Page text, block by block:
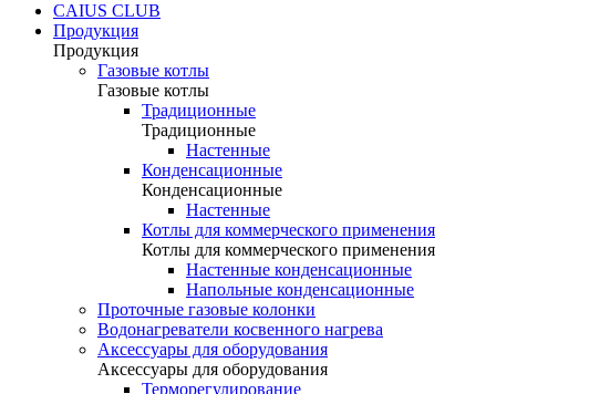
CAIUS CLUB
Продукция
Продукция
Газовые котлы
Газовые котлы
Традиционные
Традиционные
Настенные
Конденсационные
Конденсационные
Настенные
Котлы для коммерческого применения
Котлы для коммерческого применения
Настенные конденсационные
Напольные конденсационные
Проточные газовые колонки
Водонагреватели косвенного нагрева
Аксессуары для оборудования
Аксессуары для оборудования
Терморегулирование